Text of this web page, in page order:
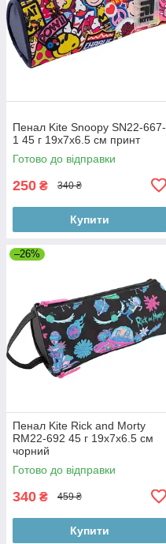
Пенал Kite Snoopy SN22-667-
1 45 г 19х7х6.5 см принт
Готово до відправки
250 ₴ 340 ₴
Купити
–26%
Пенал Kite Rick and Morty
RM22-692 45 г 19х7х6.5 см
чорний
Готово до відправки
340 ₴ 459 ₴
Купити